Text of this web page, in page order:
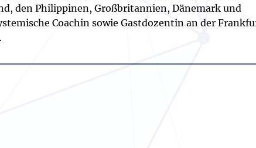
den Philippinen, Großbritannien, Dänemark und
Coachin sowie Gastdozentin an der